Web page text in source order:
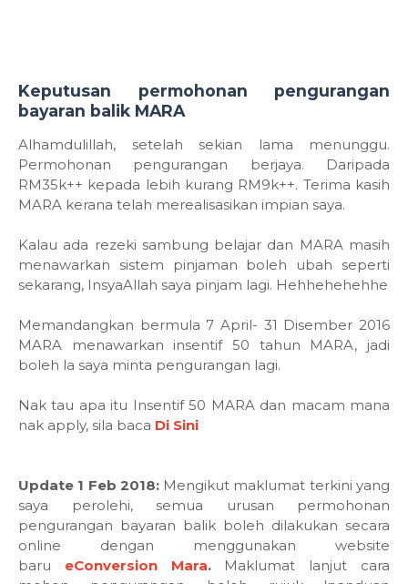
Keputusan permohonan pengurangan
bayaran balik MARA
Alhamdulillah, setelah sekian lama menunggu.
Permohonan pengurangan berjaya. Daripada
RM35k++ kepada lebih kurang RM9k++. Terima kasih
MARA kerana telah merealisasikan impian saya.
Kalau ada rezeki sambung belajar dan MARA masih
menawarkan sistem pinjaman boleh ubah seperti
sekarang, InsyaAllah saya pinjam lagi. Hehhehehehhe
Memandangkan bermula 7 April- 31 Disember 2016
MARA menawarkan insentif 50 tahun MARA, jadi
boleh la saya minta pengurangan lagi.
Nak tau apa itu Insentif 50 MARA dan macam mana
nak apply, sila baca Di Sini
Update 1 Feb 2018:Mengikut maklumat terkini yang
saya perolehi, semua urusan permohonan
pengurangan bayaran balik boleh dilakukan secara
online dengan menggunakan website
baru eConversion Mara. Maklumat lanjut cara